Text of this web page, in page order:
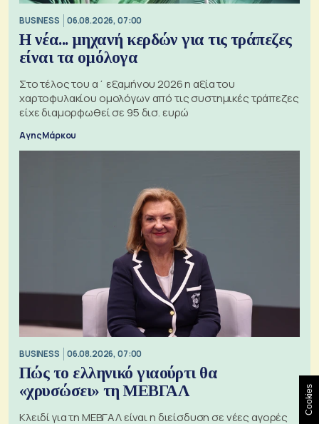
BUSINESS 06.08.2026, 07:00
Η νέα... μηχανή κερδών για τις τράπεζες
είναι τα ομόλογα
Στο τέλος του α΄ εξαμήνου 2026 η αξία του
χαρτοφυλακίου ομολόγων από τις συστημικές τράπεζες
είχε διαμορφωθεί σε 95 δισ. ευρώ
Αγης Μάρκου
BUSINESS 06.08.2026, 07:00
Πώς το ελληνικό γιαούρτι θα
«χρυσώσει» τη ΜΕΒΓΑΛ
Κλειδί για τη ΜΕΒΓΑΛ είναι η διείσδυση σε νέες αγορές
Cookies